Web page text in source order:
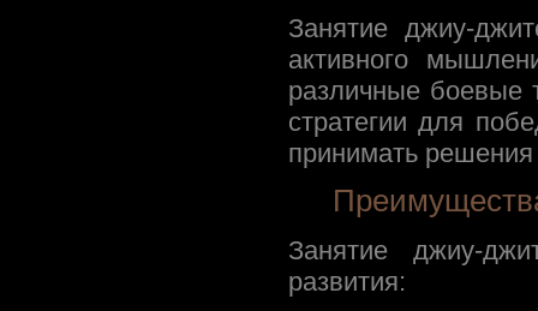
Занятие джиу-
активного
различные боевые
стратегии для
принимать
Занятие джиу-
развития: